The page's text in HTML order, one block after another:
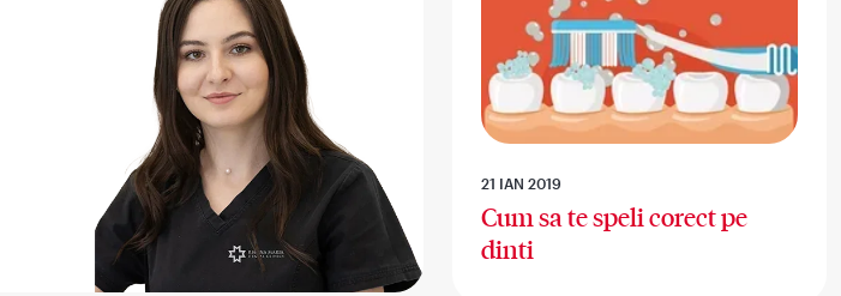
21 IAN 2019
Cum sa te speli corect pe
dinti